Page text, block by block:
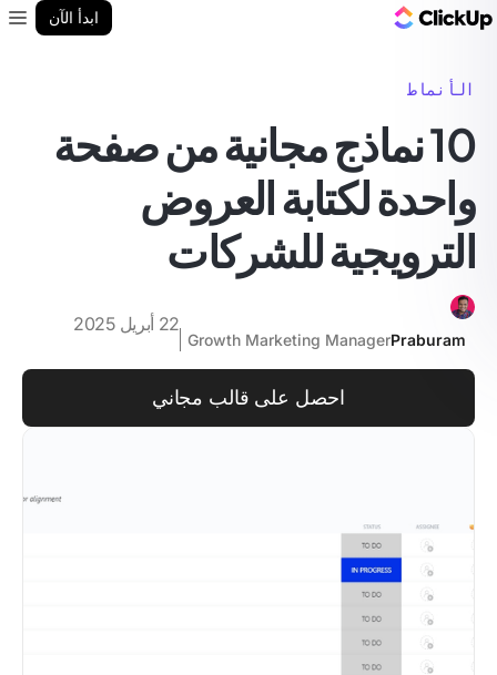
ابدأ الآن
الأنماط
10 نماذج مجانية من صفحة
واحدة لكتابة العروض
الترويجية للشركات
Praburam
Growth Marketing Manager
22 أبريل 2025
احصل على قالب مجاني